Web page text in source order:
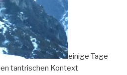
einige Tage
tantrischen Kontext